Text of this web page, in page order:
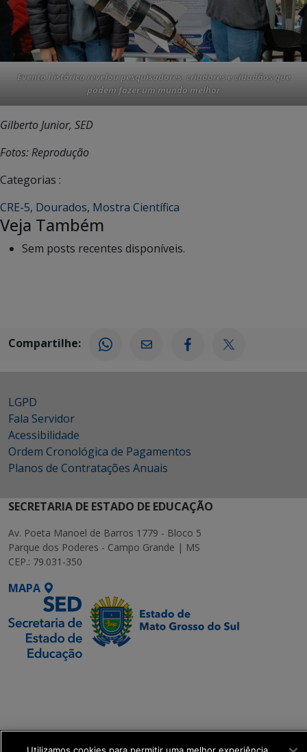
Evento histórico revelou pesquisadores, criadores e cidadãos que
podem fazer um mundo melhor
Gilberto Junior, SED
Fotos: Reprodução
Categorias :
CRE-5, Dourados, Mostra Científica
Veja Também
Sem posts recentes disponíveis.
Compartilhe:
LGPD
Fala Servidor
Acessibilidade
Ordem Cronológica de Pagamentos
Planos de Contratações Anuais
SECRETARIA DE ESTADO DE EDUCAÇÃO
Av. Poeta Manoel de Barros 1779 - Bloco 5
Parque dos Poderes - Campo Grande | MS
CEP.: 79.031-350
MAPA
get_footer();